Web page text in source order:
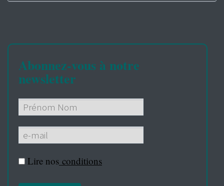
Abonnez-vous à notre
newsletter
Lire nos conditions